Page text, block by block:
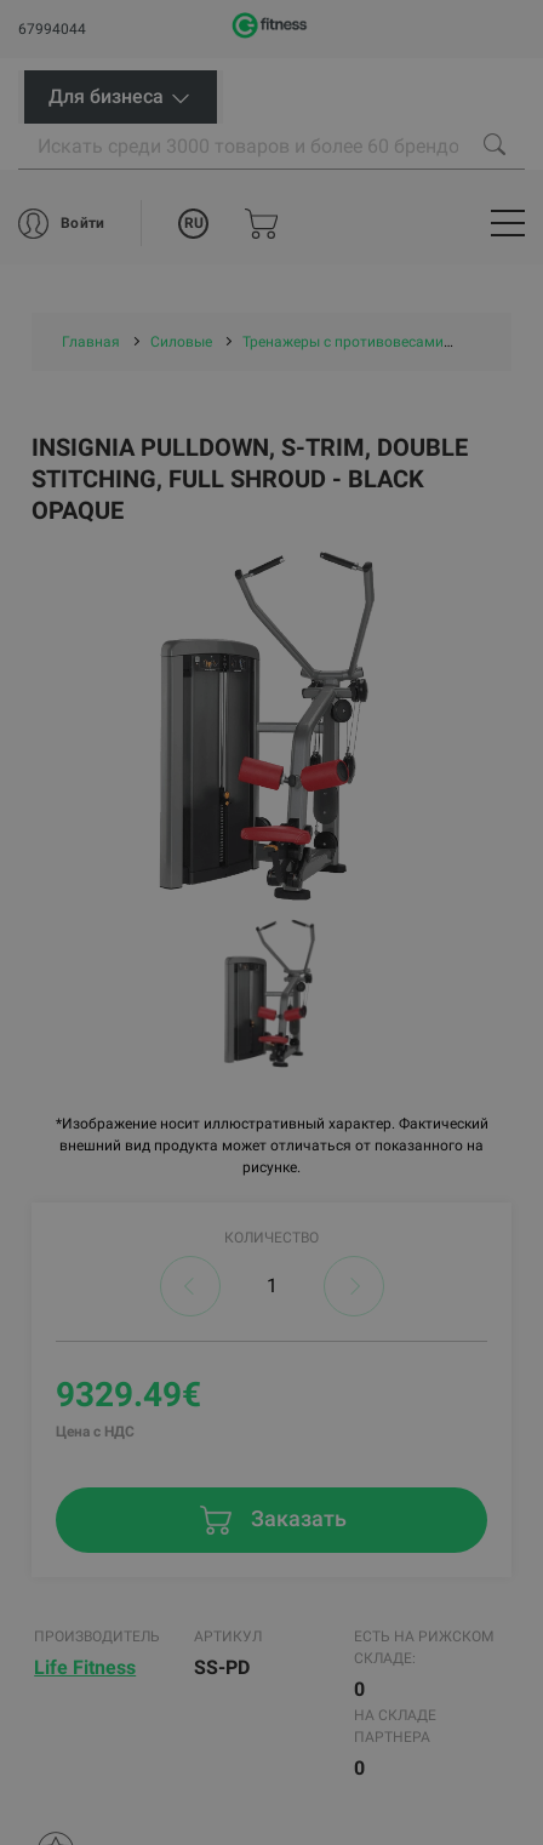
67994044
Для бизнеса
Войти RU
Главная Силовые Тренажеры с противовесами
*Изображение носит иллюстративный характер. Фактический
внешний вид продукта может отличаться от показанного на
рисунке.
INSIGNIA PULLDOWN, S-TRIM, DOUBLE
STITCHING, FULL SHROUD - BLACK
OPAQUE
КОЛИЧЕСТВО
9329.49€
Цена с НДС
Заказать
ПРОИЗВОДИТЕЛЬ
Life Fitness
АРТИКУЛ
SS-PD
ЕСТЬ НА РИЖСКОМ
СКЛАДЕ:
0
НА СКЛАДЕ
ПАРТНЕРА
0